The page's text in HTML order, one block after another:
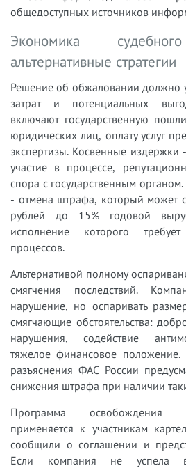
общедоступных источников
Экономика
альтернативные стратегии
Решение об обжаловании должно
затрат и потенциальных
включают государственную
юридических лиц, оплату услуг
экспертизы. Косвенные издержки
участие в процессе,
спора с государственным
- отмена штрафа, который может
рублей до 15% годовой
исполнение которого
процессов.
Альтернативой полному
смягчения последствий.
нарушение, но оспаривать
смягчающие обстоятельства:
нарушения, содействие
тяжелое финансовое
разъяснения ФАС России
снижения штрафа при наличии
Программа освобождения
применяется к участникам
сообщили о соглашении и
Если компания не успела